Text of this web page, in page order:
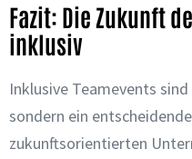
Fazit: Die Zukunft
inklusiv
Inklusive Teamevents
sondern ein
zukunftsorientierten